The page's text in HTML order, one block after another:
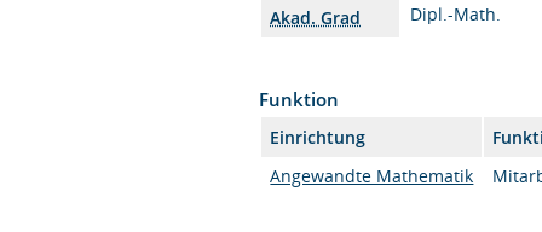
Akad. Grad
Dipl.-Math.
Funktion
Einrichtung
Angewandte Mathematik